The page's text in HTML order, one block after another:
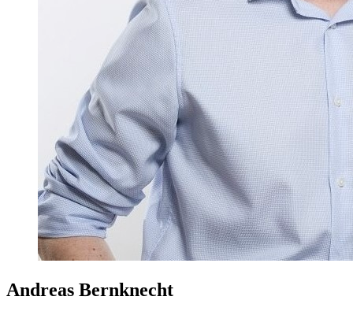
Andreas Bernknecht